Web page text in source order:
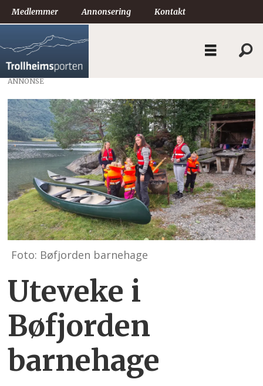
Medlemmer Annonsering Kontakt
ANNONSE
Foto: Bøfjorden barnehage
Uteveke i
Bøfjorden
barnehage